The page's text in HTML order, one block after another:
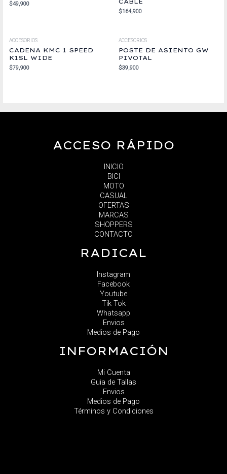
$49,900
$164,900
ACCESORIOS
CADENA KMC 1 SPEED
K1SL WIDE
$79,900
ACCESORIOS
POSTE DE ASIENTO GW
PIVOTAL
$39,900
ACCESO RÁPIDO
INICIO
BICI
MOTO
CASUAL
OFERTAS
MARCAS
SHOPPERS
CONTACTO
RADICAL
Instagram
Facebook
Youtube
Tik Tok
Whatsapp
Envios
Medios de Pago
INFORMACIÓN
Mi Cuenta
Guia de Tallas
Envios
Medios de Pago
Términos y Condiciones